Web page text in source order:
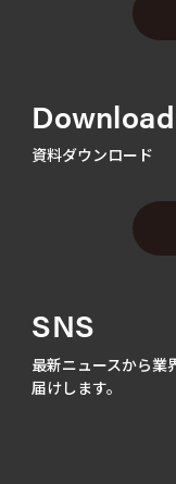
Download
資料ダウンロード
SNS
最新ニュースから業
届けします。